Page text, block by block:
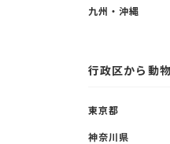
九州・沖縄
行政区から動
東京都
神奈川県